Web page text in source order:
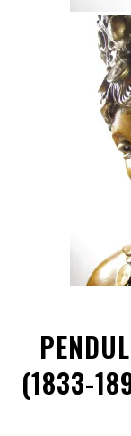
(1833-